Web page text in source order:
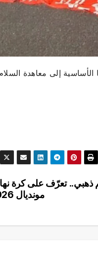
الأساسية إلى معاهدة
ذهبي.. تعرّف على كرة
مونديال 2026